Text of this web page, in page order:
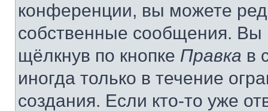
конференции, вы можете
собственные сообщения. Вы
щёлкнув по кнопке Правка в
иногда только в течение
создания. Если кто-то уже